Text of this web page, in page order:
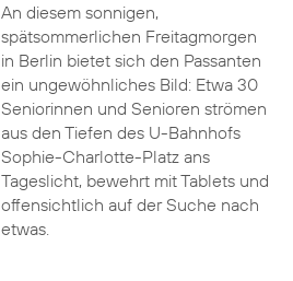
An diesem sonnigen,
spätsommerlichen Freitagmorgen
in Berlin bietet sich den Passanten
ein ungewöhnliches Bild: Etwa 30
Seniorinnen und Senioren strömen
aus den Tiefen des U-Bahnhofs
Sophie-Charlotte-Platz ans
Tageslicht, bewehrt mit Tablets und
offensichtlich auf der Suche nach
etwas.